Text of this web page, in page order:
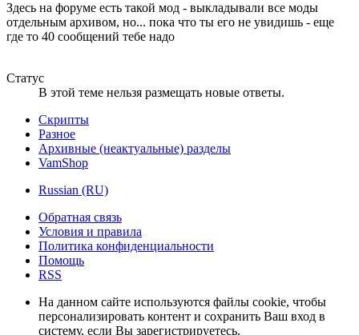
Здесь на форуме есть такой мод - выкладывали все моды
отдельным архивом, но... пока что ты его не увидишь - еще
где то 40 сообщений тебе надо
Статус
В этой теме нельзя размещать новые ответы.
Скрипты
Разное
Архивные (неактуальные) разделы
VamShop
Russian (RU)
Обратная связь
Условия и правила
Политика конфиденциальности
Помощь
RSS
На данном сайте используются файлы cookie, чтобы
персонализировать контент и сохранить Ваш вход в
систему, если Вы зарегистрируетесь.